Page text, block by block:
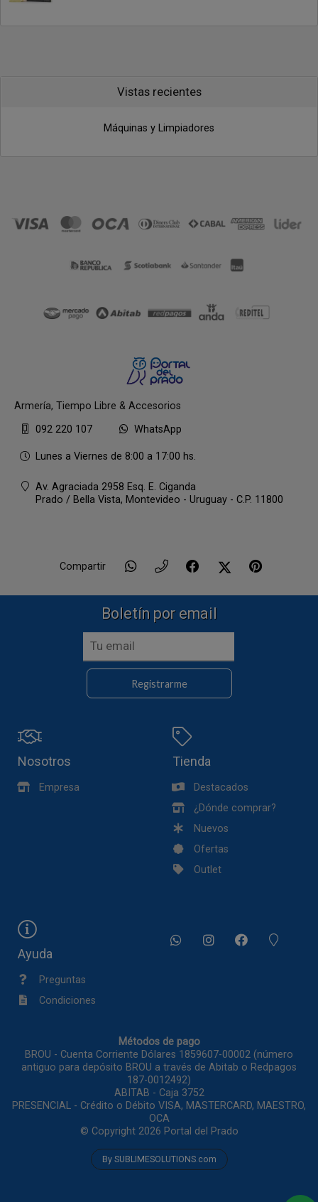
Vistas recientes
Máquinas y Limpiadores
Armería, Tiempo Libre & Accesorios
092 220 107
WhatsApp
Lunes a Viernes de 8:00 a 17:00 hs.
Av. Agraciada 2958 Esq. E. Ciganda
Prado / Bella Vista, Montevideo - Uruguay - C.P. 11800
Compartir
Boletín por email
Registrarme
Nosotros
Empresa
Tienda
Destacados
¿Dónde comprar?
Nuevos
Ofertas
Outlet
Ayuda
Preguntas
Condiciones
Métodos de pago
BROU - Cuenta Corriente Dólares 1859607-00002 (número
antiguo para depósito BROU a través de Abitab o Redpagos
187-0012492)
ABITAB - Caja 3752
PRESENCIAL - Crédito o Débito VISA, MASTERCARD, MAESTRO,
OCA
© Copyright 2026 Portal del Prado
By SUBLIMESOLUTIONS.com